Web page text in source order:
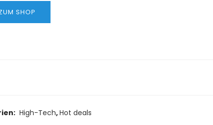
SHOP
High-Tech,Hot deals